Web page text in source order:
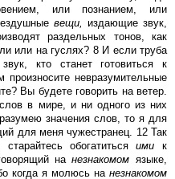
или познанием, или
вещи,
издающие звук,
раздельных тонов, как
или на гуслях? 8 И если труба
кто станет готовиться к
невразумительные
Вы будете говорить на ветер.
в мире, и ни одного из них
значения слов, то я для
для меня чужестранец. 12 Так
обогатиться ими к
на незнакомом языке,
когда я молюсь на незнакомом